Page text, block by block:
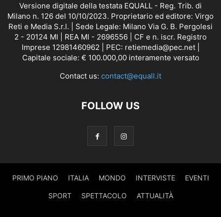
Versione digitale della testata EQUALL - Reg. Trib. di
Milano n. 126 del 10/10/2023. Proprietario ed editore: Virgo
Reti e Media S.r.l. | Sede Legale: Milano Via G. B. Pergolesi
2 - 20124 MI | REA MI - 2696556 | CF e n. iscr. Registro
Imprese 12981460962 | PEC: retiemedia@pec.net |
Capitale sociale: € 100.000,00 interamente versato
Contact us: contact@equall.it
FOLLOW US
PRIMO PIANO ITALIA MONDO INTERVISTE EVENTI
SPORT SPETTACOLO ATTUALITÀ